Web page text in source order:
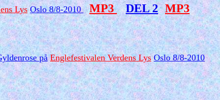
Lys Oslo 8/8-2010 MP3 DEL 2 MP3
på Englefestivalen Verdens Lys Oslo 8/8-2010